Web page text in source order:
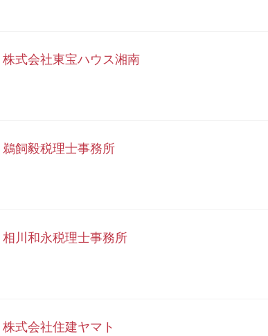
株式会社東宝ハウス湘南
鵜飼毅税理士事務所
相川和永税理士事務所
株式会社住建ヤマト